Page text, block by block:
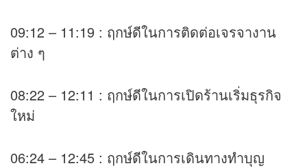
09:12 – 11:19 : ฤกษ์ดีในการติดต่อเจรจางาน
ต่าง ๆ
08:22 – 12:11 : ฤกษ์ดีในการเปิดร้านเริ่มธุรกิจ
ใหม่
06:24 – 12:45 : ฤกษ์ดีในการเดินทางทำบุญ